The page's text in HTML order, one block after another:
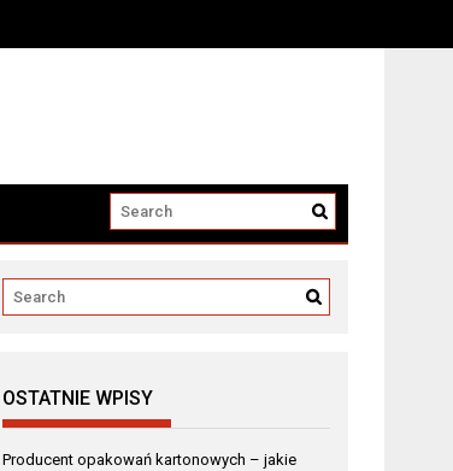
OSTATNIE WPISY
Producent opakowań kartonowych – jakie